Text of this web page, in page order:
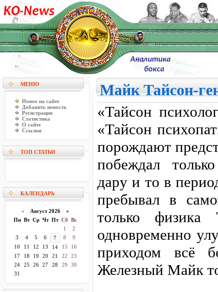
МЕНЮ
Новое на сайте
Добавить новость
Регистрация
Статистика
О сайте
Ссылки
ТОП СТАТЬИ
КАЛЕНДАРЬ
« Август 2026 »
Пн Вт Ср Чт Пт Сб Вс
1
2
3
4 5 6 7 8
9
10
11 12 13 14 15
16
17
18 19 20 21 22
23
24
25 26 27 28 29
30
31
Майк Тайсон-
«Тайсон
«Тайсон
порождают
побеждал
дару и то в
пребывал в
только физика
одновременно
приходом всё
Железный Майк